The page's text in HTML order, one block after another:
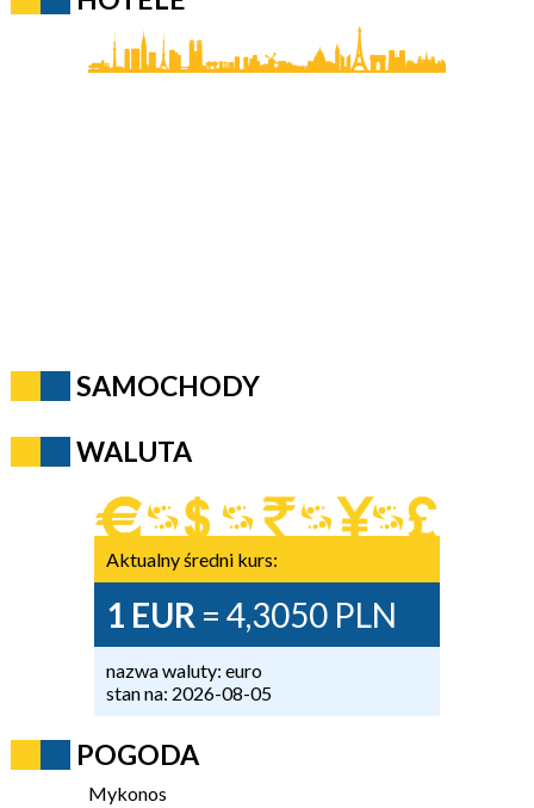
SAMOCHODY
WALUTA
Aktualny średni kurs:
1 EUR = 4,3050 PLN
nazwa waluty: euro
stan na: 2026-08-05
POGODA
Mykonos